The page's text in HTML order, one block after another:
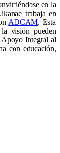
en la
trabaja en
ADCAM. Esta
visión pueden
Apoyo Integral al
con educación,